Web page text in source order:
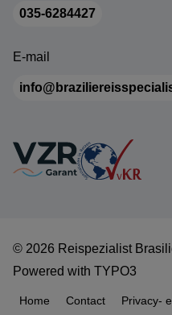
035-6284427
E-mail
© 2026 Reispezialist
Powered with TYPO3
Home Contact Privacy-